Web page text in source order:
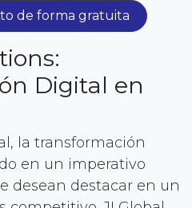
de forma gratuita
Digital en
la transformación
en un imperativo
desean destacar en un